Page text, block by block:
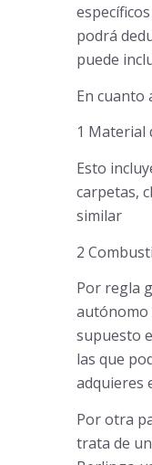
podrá
puede
En cuanto
1 Material
Esto
carpetas,
similar
2
Por regla
autónomo
supuesto
las que
adquieres
Por otra
trata de